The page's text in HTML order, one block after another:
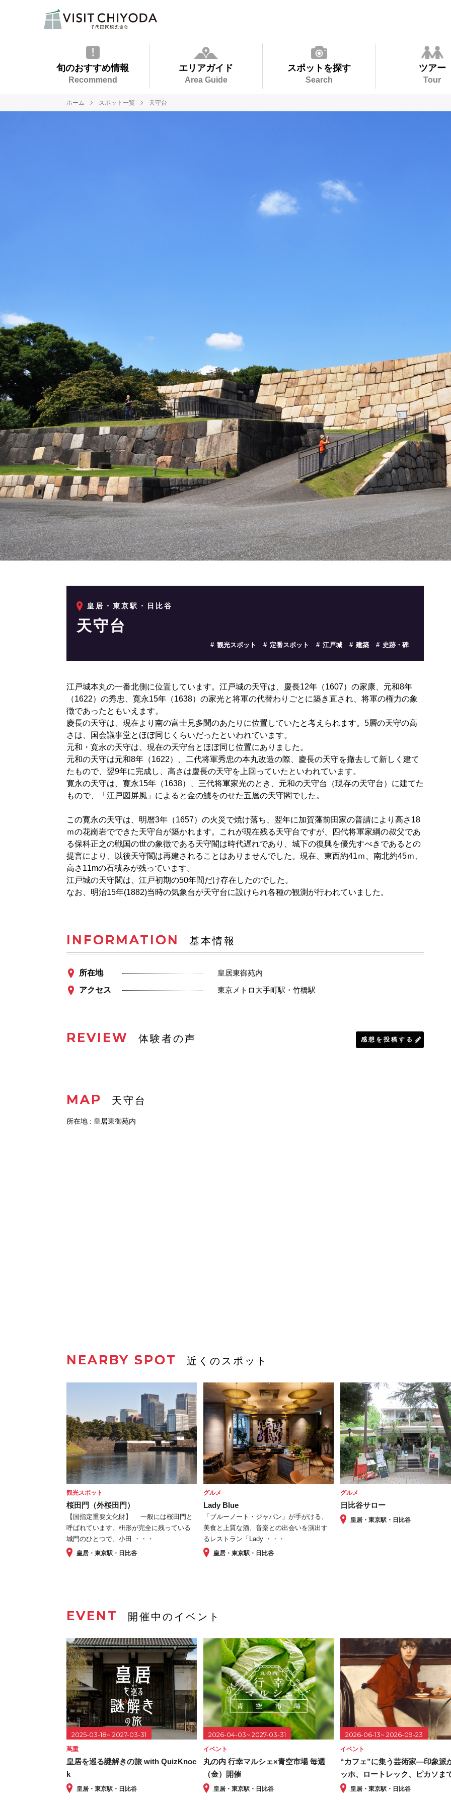
旬のおすすめ情報
Recommend
エリアガイド
Area Guide
スポットを探す
Search
ツアー
Tour
ホーム スポット一覧 天守台
皇居・東京駅・日比谷
天守台
観光スポット 定番スポット 江戸城 建築 史跡・碑
江戸城本丸の一番北側に位置しています。江戸城の天守は、慶長12年（1607）の家康、元和8年
（1622）の秀忠、寛永15年（1638）の家光と将軍の代替わりごとに築き直され、将軍の権力の象
徴であったともいえます。
慶長の天守は、現在より南の富士見多聞のあたりに位置していたと考えられます。5層の天守の高
さは、国会議事堂とほぼ同じくらいだったといわれています。
元和・寛永の天守は、現在の天守台とほぼ同じ位置にありました。
元和の天守は元和8年（1622）、二代将軍秀忠の本丸改造の際、慶長の天守を撤去して新しく建て
たもので、翌9年に完成し、高さは慶長の天守を上回っていたといわれています。
寛永の天守は、寛永15年（1638）、三代将軍家光のとき、元和の天守台（現存の天守台）に建てた
もので、「江戸図屏風」によると金の鯱をのせた五層の天守閣でした。
この寛永の天守は、明暦3年（1657）の火災で焼け落ち、翌年に加賀藩前田家の普請により高さ18
ｍの花崗岩でできた天守台が築かれます。これが現在残る天守台ですが、四代将軍家綱の叔父であ
る保科正之の戦国の世の象徴である天守閣は時代遅れであり、城下の復興を優先すべきであるとの
提言により、以後天守閣は再建されることはありませんでした。現在、東西約41ｍ、南北約45ｍ、
高さ11mの石積みが残っています。
江戸城の天守閣は、江戸初期の50年間だけ存在したのでした。
なお、明治15年(1882)当時の気象台が天守台に設けられ各種の観測が行われていました。
INFORMATION 基本情報
所在地
皇居東御苑内
アクセス
東京メトロ大手町駅・竹橋駅
REVIEW 体験者の声 感想を投稿する
MAP 天守台
所在地 : 皇居東御苑内
NEARBY SPOT 近くのスポット
観光スポット
桜田門（外桜田門）
【国指定重要文化財】 一般には桜田門と
呼ばれています。枡形が完全に残っている
城門のひとつで、小田 ・・・
皇居・東京駅・日比谷
グルメ
Lady Blue
「ブルーノート・ジャパン」が手がける、
美食と上質な酒、音楽との出会いを演出す
るレストラン「Lady ・・・
皇居・東京駅・日比谷
グルメ
日比谷サロー
皇居・東京駅・日比谷
EVENT 開催中のイベント
2025-03-18~ 2027-03-31
蔦重
皇居を巡る謎解きの旅 with QuizKnoc
k
皇居・東京駅・日比谷
2026-04-03~ 2027-03-31
イベント
丸の内 行幸マルシェ×青空市場 毎週
（金）開催
皇居・東京駅・日比谷
2026-06-13~ 2026-09-23
イベント
“カフェ”に集う芸術家―印象派
ッホ、ロートレック、ピカソま
皇居・東京駅・日比谷